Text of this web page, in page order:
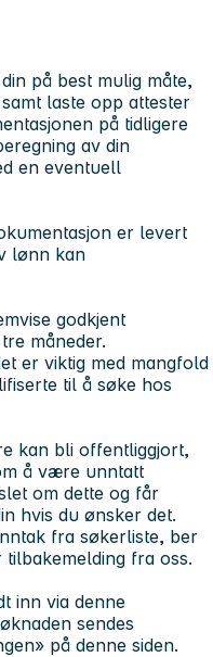
på best mulig måte,
laste opp attester
på tidligere
av din
en eventuell
er levert
lønn kan
godkjent
måneder.
er viktig med mangfold
til å søke hos
kan bli offentliggjort,
å være unntatt
om dette og får
hvis du ønsker det.
fra søkerliste, ber
fra oss.
inn via denne
sendes
på denne siden.